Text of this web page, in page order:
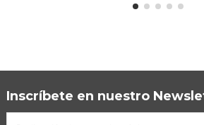
Inscríbete en nuestro